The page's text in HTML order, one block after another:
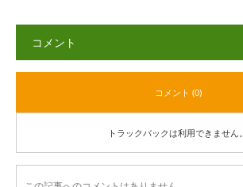
コメント
コメント (0)
トラックバックは利用できません。